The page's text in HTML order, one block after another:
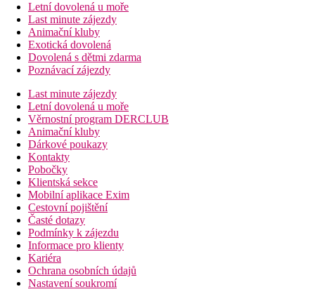
Letní dovolená u moře
Last minute zájezdy
Animační kluby
Exotická dovolená
Dovolená s dětmi zdarma
Poznávací zájezdy
Last minute zájezdy
Letní dovolená u moře
Věrnostní program DERCLUB
Animační kluby
Dárkové poukazy
Kontakty
Pobočky
Klientská sekce
Mobilní aplikace Exim
Cestovní pojištění
Časté dotazy
Podmínky k zájezdu
Informace pro klienty
Kariéra
Ochrana osobních údajů
Nastavení soukromí